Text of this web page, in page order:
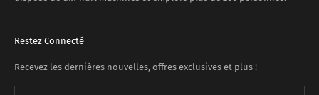
Restez Connecté
Recevez les dernières nouvelles, offres exclusives et plus !